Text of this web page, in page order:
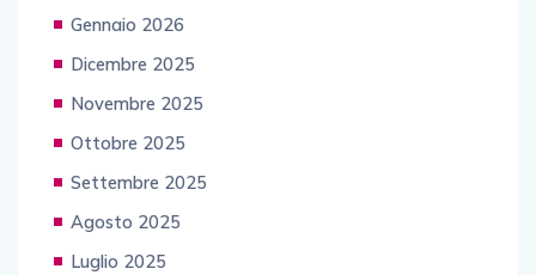
Gennaio 2026
Dicembre 2025
Novembre 2025
Ottobre 2025
Settembre 2025
Agosto 2025
Luglio 2025